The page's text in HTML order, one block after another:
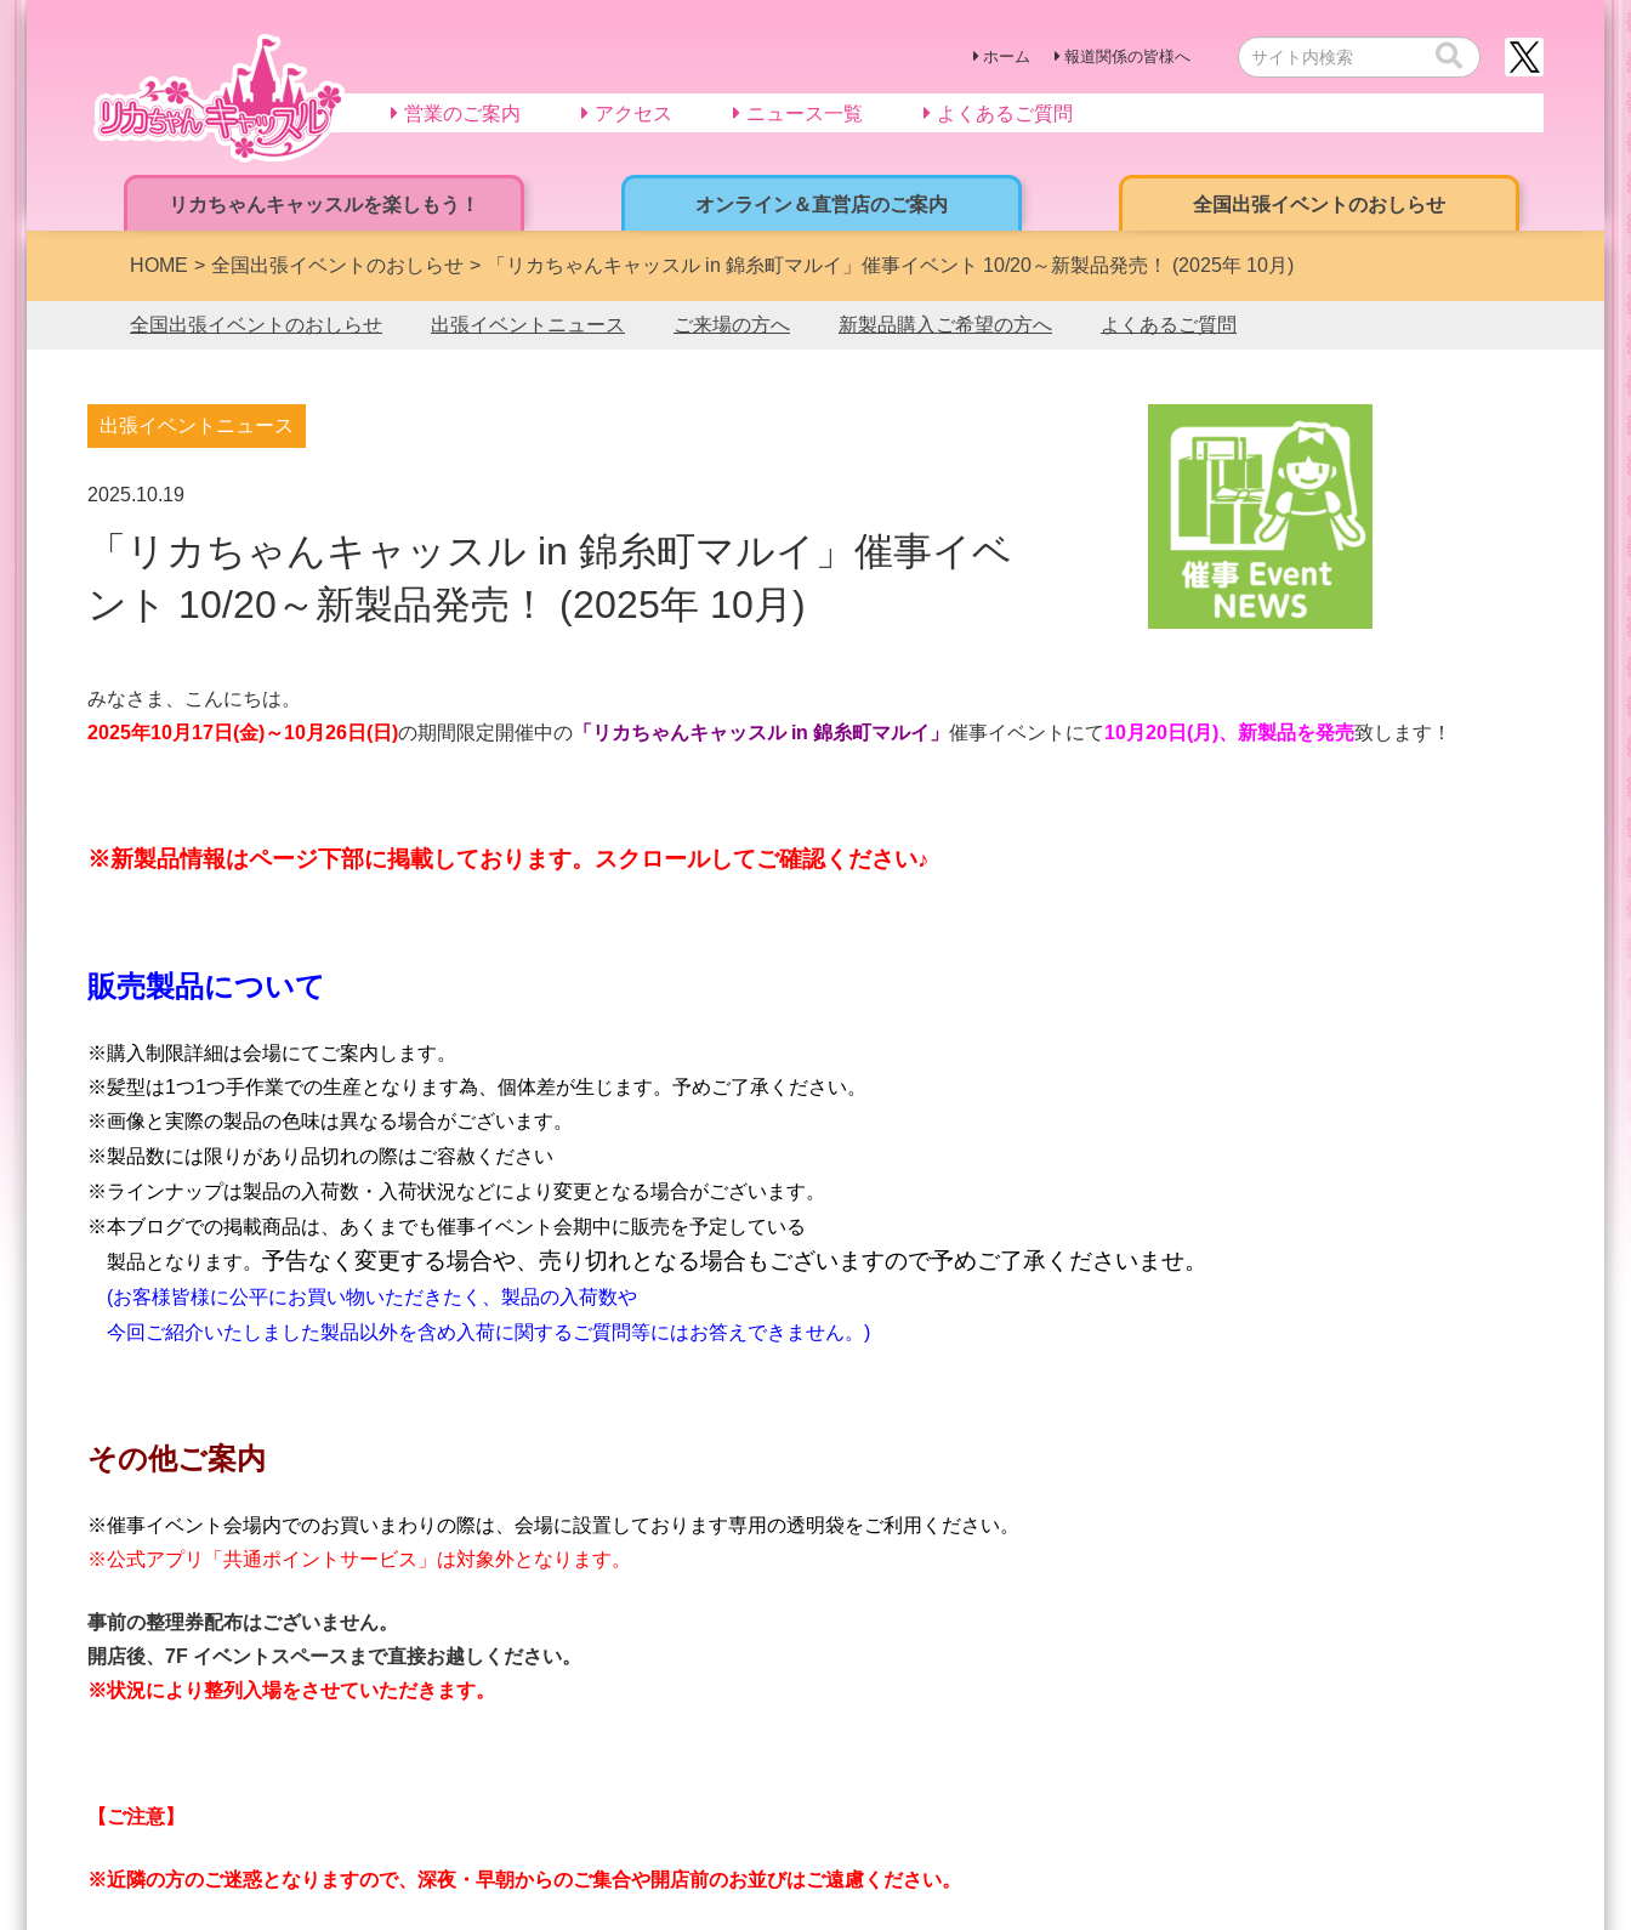
リカちゃんキャッスルを楽しもう！ オンライン＆直営店のご案内 全国出張イベントのおしらせ
ホーム 報道関係の皆様へ
営業のご案内 アクセス ニュース一覧 よくあるご質問
HOME 全国出張イベントのおしらせ 「リカちゃんキャッスル in 錦糸町マルイ」催事イベント 10/20～新製品発売！ (2025年 10月)
全国出張イベントのおしらせ 出張イベントニュース ご来場の方へ 新製品購入ご希望の方へ よくあるご質問
出張イベントニュース
2025.10.19
「リカちゃんキャッスル in 錦糸町マルイ」催事イベ
ント 10/20～新製品発売！ (2025年 10月)
みなさま、こんにちは。
2025年10月17日(金)～10月26日(日)の期間限定開催中の 「リカちゃんキャッスル in 錦糸町マルイ」 催事イベントにて10月20日(月)、新製品を発売致します！
※新製品情報はページ下部に掲載しております。スクロールしてご確認ください♪
販売製品について
※購入制限詳細は会場にてご案内します。
※髪型は1つ1つ手作業での生産となります為、個体差が生じます。予めご了承ください。
※画像と実際の製品の色味は異なる場合がございます。
※製品数には限りがあり品切れの際はご容赦ください
※ラインナップは製品の入荷数・入荷状況などにより変更となる場合がございます。
※本ブログでの掲載商品は、あくまでも催事イベント会期中に販売を予定している
製品となります。 予告なく変更する場合や、売り切れとなる場合もございますので予めご了承くださいませ。
(お客様皆様に公平にお買い物いただきたく、製品の入荷数や
今回ご紹介いたしました製品以外を含め入荷に関するご質問等にはお答えできません。)
その他ご案内
※催事イベント会場内でのお買いまわりの際は、会場に設置しております専用の透明袋をご利用ください。
※公式アプリ「共通ポイントサービス」は対象外となります。
事前の整理券配布はございません。
開店後、7F イベントスペースまで直接お越しください。
※状況により整列入場をさせていただきます。
【ご注意】
※近隣の方のご迷惑となりますので、深夜・早朝からのご集合や開店前のお並びはご遠慮ください。